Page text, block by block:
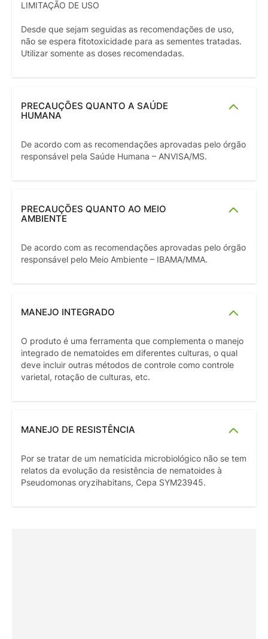
LIMITAÇÃO DE USO
Desde que sejam seguidas as recomendações de uso,
não se espera fitotoxicidade para as sementes tratadas.
Utilizar somente as doses recomendadas.
PRECAUÇÕES QUANTO A SAÚDE
HUMANA
De acordo com as recomendações aprovadas pelo órgão
responsável pela Saúde Humana – ANVISA/MS.
PRECAUÇÕES QUANTO AO MEIO
AMBIENTE
De acordo com as recomendações aprovadas pelo órgão
responsável pelo Meio Ambiente – IBAMA/MMA.
MANEJO INTEGRADO
O produto é uma ferramenta que complementa o manejo
integrado de nematoides em diferentes culturas, o qual
deve incluir outras métodos de controle como controle
varietal, rotação de culturas, etc.
MANEJO DE RESISTÊNCIA
Por se tratar de um nematicida microbiológico não se tem
relatos da evolução da resistência de nematoides à
Pseudomonas oryzihabitans, Cepa SYM23945.